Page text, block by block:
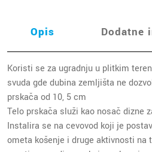
Opis Dodatne
Koristi se za ugradnju u plitkim
svuda gde dubina zemljišta ne
prskača od 10, 5 cm
Telo prskača služi kao nosač dizne
Instalira se na cevovod koji je
ometa košenje i druge aktivnosti na